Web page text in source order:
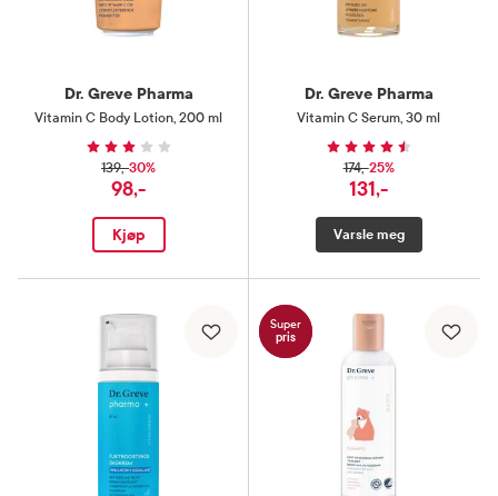
Dr. Greve Pharma
Vitamin C Body Lotion, 200 ml
139,-30%
98,-
Kjøp
Dr. Greve Pharma
Vitamin C Serum, 30 ml
174,-25%
131,-
Varsle meg
Super
pris